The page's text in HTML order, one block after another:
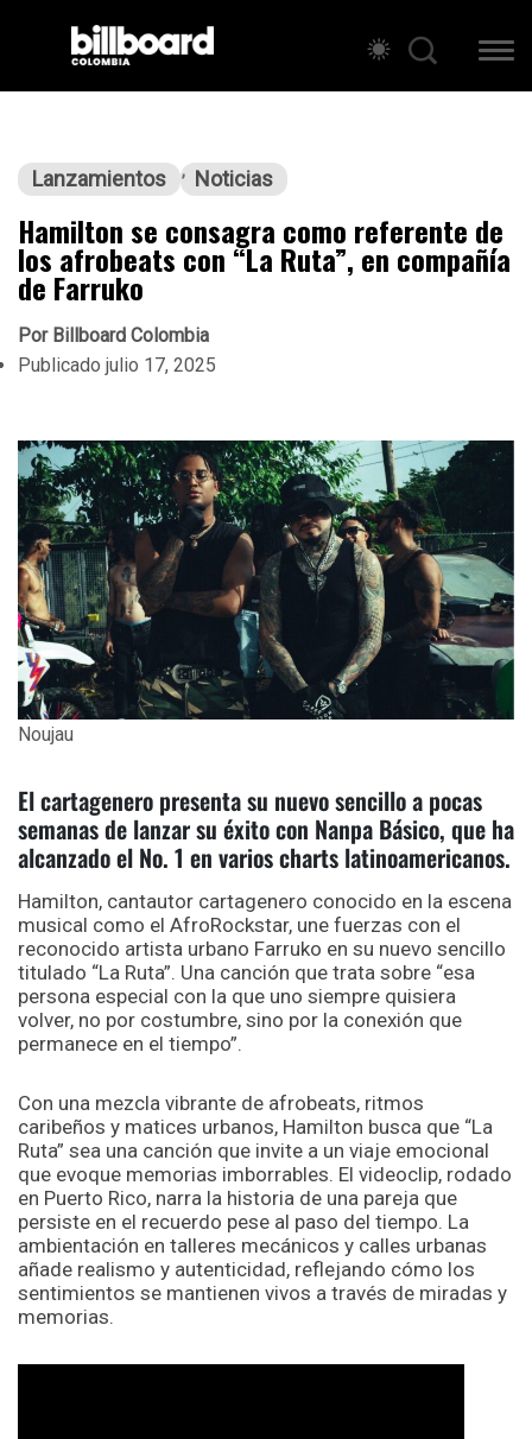
Lanzamientos Noticias
Hamilton se consagra como referente de
los afrobeats con “La Ruta”, en compañía
de Farruko
PorBillboard Colombia
Publicado julio 17, 2025
Noujau
El cartagenero presenta su nuevo sencillo a pocas
semanas de lanzar su éxito con Nanpa Básico, que ha
alcanzado el No. 1 en varios charts latinoamericanos.
Hamilton, cantautor cartagenero conocido en la escena
musical como el AfroRockstar, une fuerzas con el
reconocido artista urbano Farruko en su nuevo sencillo
titulado “La Ruta”. Una canción que trata sobre “esa
persona especial con la que uno siempre quisiera
volver, no por costumbre, sino por la conexión que
permanece en el tiempo”.
Con una mezcla vibrante de afrobeats, ritmos
caribeños y matices urbanos, Hamilton busca que “La
Ruta” sea una canción que invite a un viaje emocional
que evoque memorias imborrables. El videoclip, rodado
en Puerto Rico, narra la historia de una pareja que
persiste en el recuerdo pese al paso del tiempo. La
ambientación en talleres mecánicos y calles urbanas
añade realismo y autenticidad, reflejando cómo los
sentimientos se mantienen vivos a través de miradas y
memorias.